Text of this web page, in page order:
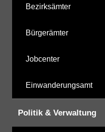
Bezirksämter
Bürgerämter
Jobcenter
Einwanderungsamt
Politik & Verwaltung